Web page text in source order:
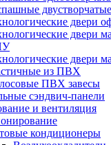
двери
двери
двери
из ПВХ
ПВХ завесы
сэндвич-панели
и вентиляция
кондиционеры